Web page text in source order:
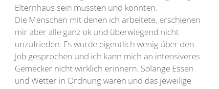
Elternhaus sein mussten und konnten.
Die Menschen mit denen ich arbeitete, erschienen
mir aber alle ganz ok und überwiegend nicht
unzufrieden. Es wurde eigentlich wenig über den
Job gesprochen und ich kann mich an intensiveres
Gemecker nicht wirklich erinnern. Solange Essen
und Wetter in Ordnung waren und das jeweilige